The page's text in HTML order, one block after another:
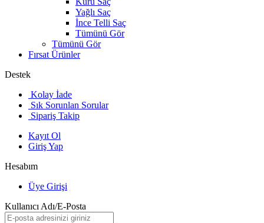
Yağlı Saç
İnce Telli Saç
Tümünü Gör
Tümünü Gör
Fırsat Ürünler
Destek
Kolay İade
Sık Sorunlan Sorular
Sipariş Takip
Kayıt Ol
Giriş Yap
Hesabım
Üye Girişi
Kullanıcı Adı/E-Posta